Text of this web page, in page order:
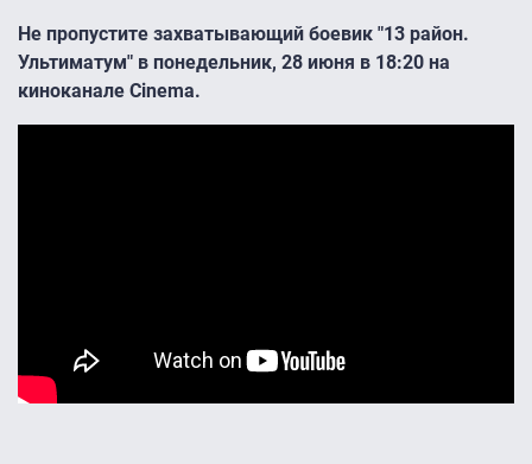
Не пропустите захватывающий боевик "13 район.
Ультиматум" в понедельник, 28 июня в 18:20 на
киноканале Cinema.